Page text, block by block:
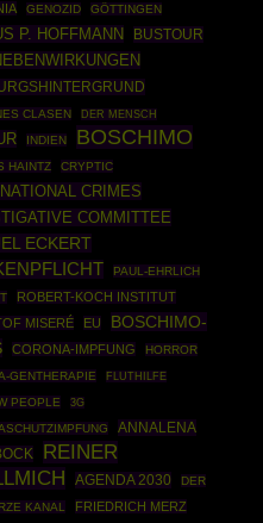
GENOZID GÖTTINGEN
P. HOFFMANN BUSTOUR
CLASEN DER MENSCH
INDIEN BOSCHIMO
HAINTZ CRYPTIC
CRIMES
COMMITTEE
ECKERT
PAUL-EHRLICH
ROBERT-KOCH INSTITUT
MISERÉ
EU
BOSCHIMO-
CORONA-IMPFUNG
HORROR
GENTHERAPIE
FLUTHILFE
PEOPLE 3G
ANNALENA
REINER
AGENDA 2030
DER
KANAL
FRIEDRICH MERZ